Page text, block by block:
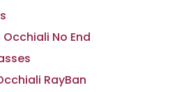
Occhiali No End
RayBan